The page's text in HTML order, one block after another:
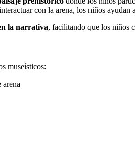
con la arena, los niños
la narrativa, facilitando que los niños
museísticos:
arena